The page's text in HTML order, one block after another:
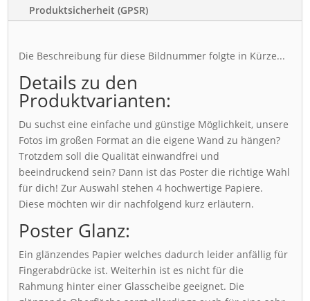
Produktsicherheit (GPSR)
Die Beschreibung für diese Bildnummer folgte in Kürze...
Details zu den
Produktvarianten:
Du suchst eine einfache und günstige Möglichkeit, unsere
Fotos im großen Format an die eigene Wand zu hängen?
Trotzdem soll die Qualität einwandfrei und
beeindruckend sein? Dann ist das Poster die richtige Wahl
für dich! Zur Auswahl stehen 4 hochwertige Papiere.
Diese möchten wir dir nachfolgend kurz erläutern.
Poster Glanz:
Ein glänzendes Papier welches dadurch leider anfällig für
Fingerabdrücke ist. Weiterhin ist es nicht für die
Rahmung hinter einer Glasscheibe geeignet. Die